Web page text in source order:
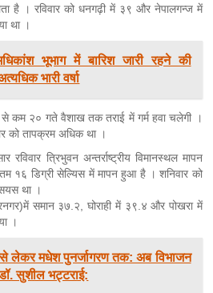
है । रविवार को धनगढ़ी में ३९ और नेपालगन्ज में
था ।
भूभाग में बारिश जारी रहने की
भारी वर्षा
से कम २० गते वैशाख तक तराई में गर्म हवा चलेगी ।
को तापक्रम अधिक था ।
रविवार त्रिभुवन अन्तर्राष्ट्रीय विमानस्थल मापन
१६ डिग्री सेल्यिस में मापन हुआ है । शनिवार को
था ।
समान ३७.२, घोराही में ३९.४ और पोखरा में
।
लेकर मधेश पुनर्जागरण तक: अब विभाजन
सुशील भट्टराई: